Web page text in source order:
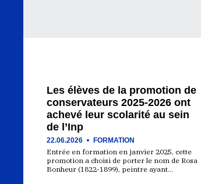
Les élèves de la promotion de
conservateurs 2025-2026 ont
achevé leur scolarité au sein
de l’Inp
22.06.2026 FORMATION
Entrée en formation en janvier 2025, cette
promotion a choisi de porter le nom de Rosa
Bonheur (1822-1899), peintre ayant…